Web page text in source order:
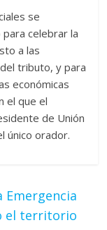
se
para celebrar la
a las
tributo, y para
económicas
el que el
de Unión
único orador.
el territorio